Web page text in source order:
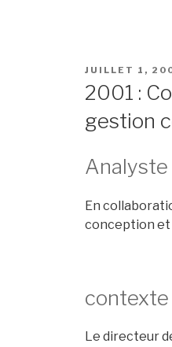
PUBLIÉ
JUILLET 1,
2001 :
gestion
En
conception et
contexte
Le directeur